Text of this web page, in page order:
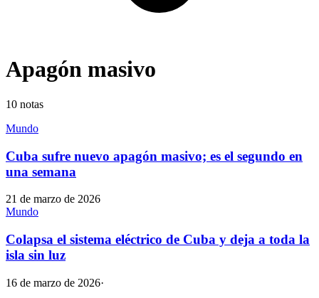
Apagón masivo
10 notas
Mundo
Cuba sufre nuevo apagón masivo; es el segundo en
una semana
21 de marzo de 2026
Mundo
Colapsa el sistema eléctrico de Cuba y deja a toda la
isla sin luz
16 de marzo de 2026·